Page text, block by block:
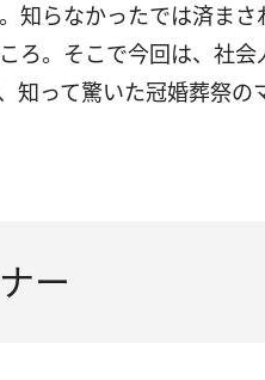
知らなかったでは済ま
ろ。そこで今回は、社
知って驚いた冠婚葬祭の
ー